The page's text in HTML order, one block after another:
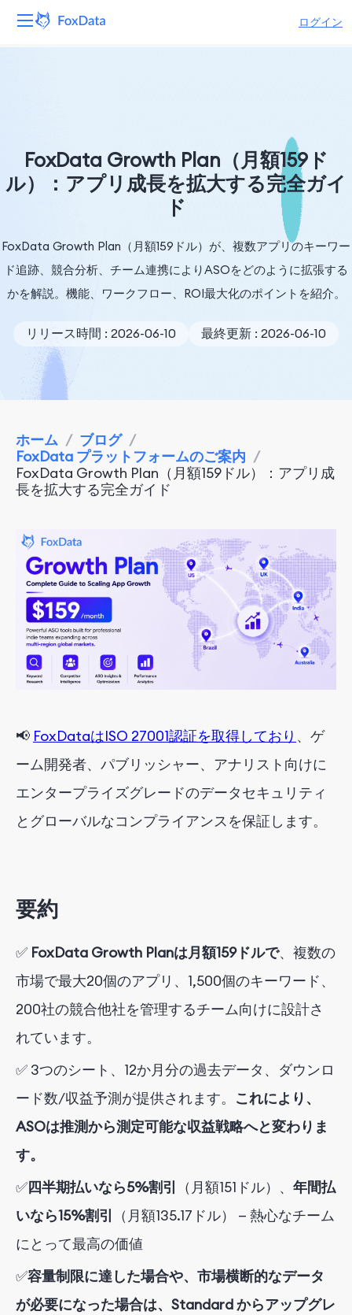
ログイン
リソース
会社
FoxData Growth Plan（月額159ド
ル）：アプリ成長を拡大する完全ガイ
ド
FoxData Growth Plan（月額159ドル）が、複数アプリのキーワー
ド追跡、競合分析、チーム連携によりASOをどのように拡張する
かを解説。機能、ワークフロー、ROI最大化のポイントを紹介。
リリース時間 : 2026-06-10 最終更新 : 2026-06-10
ホーム / ブログ /
FoxData プラットフォームのご案内 /
FoxData Growth Plan（月額159ドル）：アプリ成
長を拡大する完全ガイド
📢 FoxDataはISO 27001認証を取得しており 、ゲ
ーム開発者、パブリッシャー、アナリスト向けに
エンタープライズグレードのデータセキュリティ
とグローバルなコンプライアンスを保証します。
要約
✅ FoxData Growth Planは月額159ドルで、複数の
市場で最大20個のアプリ、1,500個のキーワード、
200社の競合他社を管理するチーム向けに設計さ
れています。
✅ 3つのシート、12か月分の過去データ、ダウンロ
ード数/収益予測が提供されます。 これにより、
ASOは推測から測定可能な収益戦略へと変わりま
す。
✅四半期払いなら5%割引 （月額151ドル）、 年間払
いなら15%割引
（月額135.17ドル）
— 熱心なチーム
にとって最高の価値
✅容量制限に達した場合や、市場横断的なデータ
が必要になった場合は、Standard からアップグレ